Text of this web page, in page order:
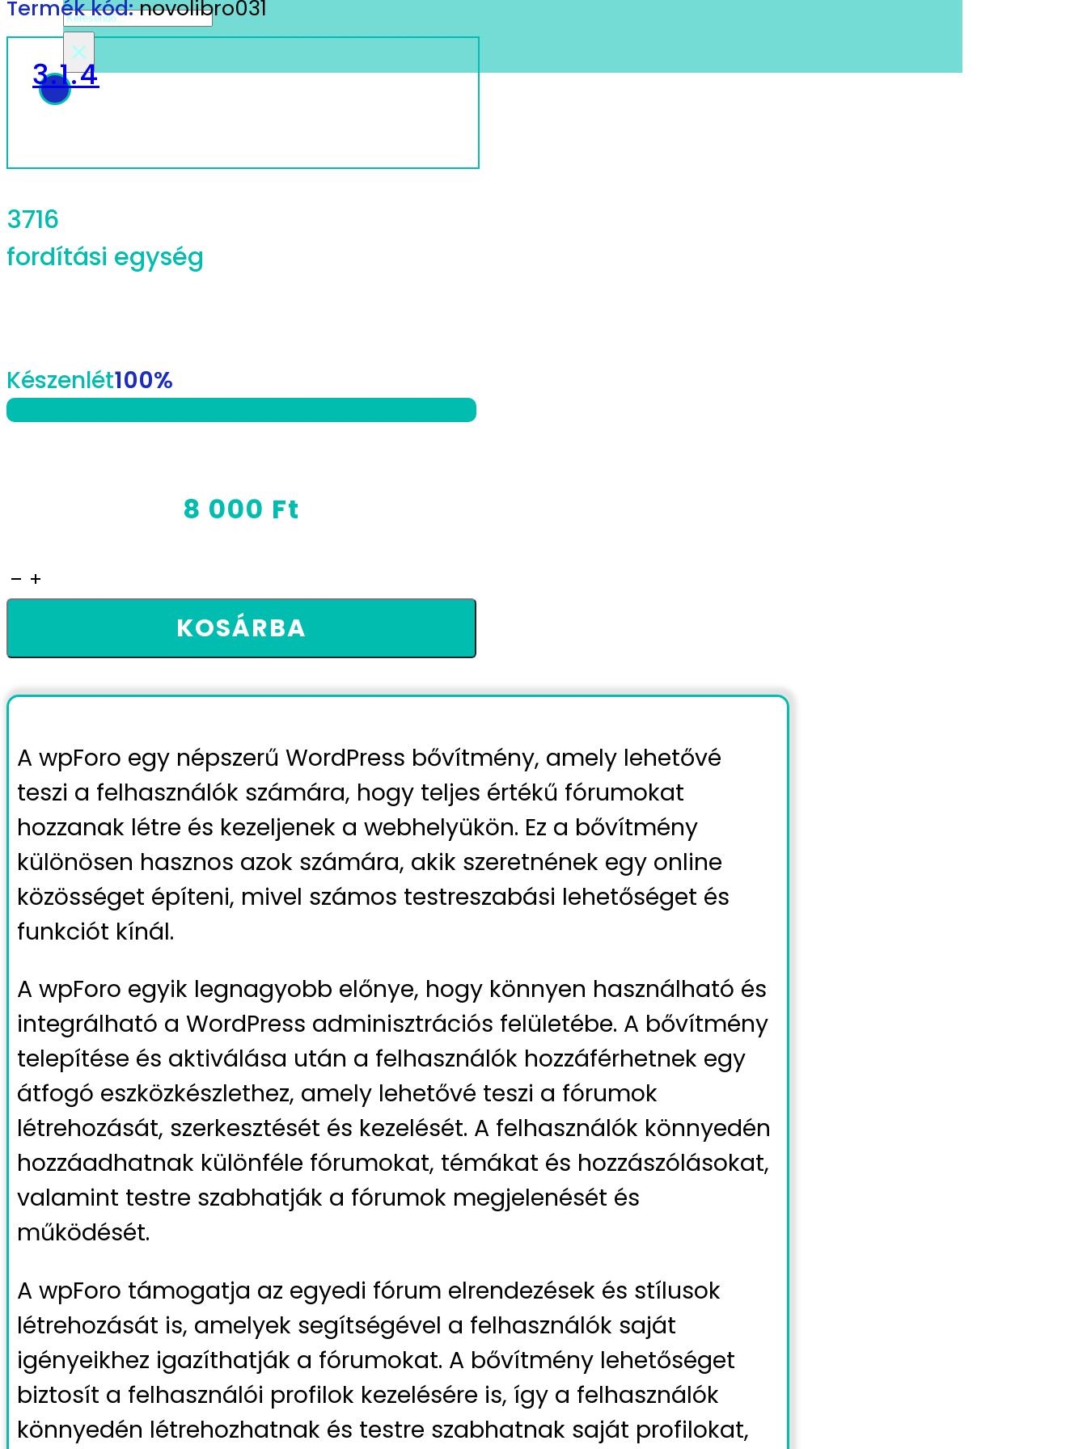
Search
×
Termék kód:novolibro031
3.1.4
3716
fordítási egység
Készenlét100%
8 000 Ft
wpForo
KOSÁRBA
A wpForo egy népszerű WordPress bővítmény, amely lehetővé
teszi a felhasználók számára, hogy teljes értékű fórumokat
hozzanak létre és kezeljenek a webhelyükön. Ez a bővítmény
különösen hasznos azok számára, akik szeretnének egy online
közösséget építeni, mivel számos testreszabási lehetőséget és
funkciót kínál.
A wpForo egyik legnagyobb előnye, hogy könnyen használható és
integrálható a WordPress adminisztrációs felületébe. A bővítmény
telepítése és aktiválása után a felhasználók hozzáférhetnek egy
átfogó eszközkészlethez, amely lehetővé teszi a fórumok
létrehozását, szerkesztését és kezelését. A felhasználók könnyedén
hozzáadhatnak különféle fórumokat, témákat és hozzászólásokat,
valamint testre szabhatják a fórumok megjelenését és
működését.
A wpForo támogatja az egyedi fórum elrendezések és stílusok
létrehozását is, amelyek segítségével a felhasználók saját
igényeikhez igazíthatják a fórumokat. A bővítmény lehetőséget
biztosít a felhasználói profilok kezelésére is, így a felhasználók
könnyedén létrehozhatnak és testre szabhatnak saját profilokat,